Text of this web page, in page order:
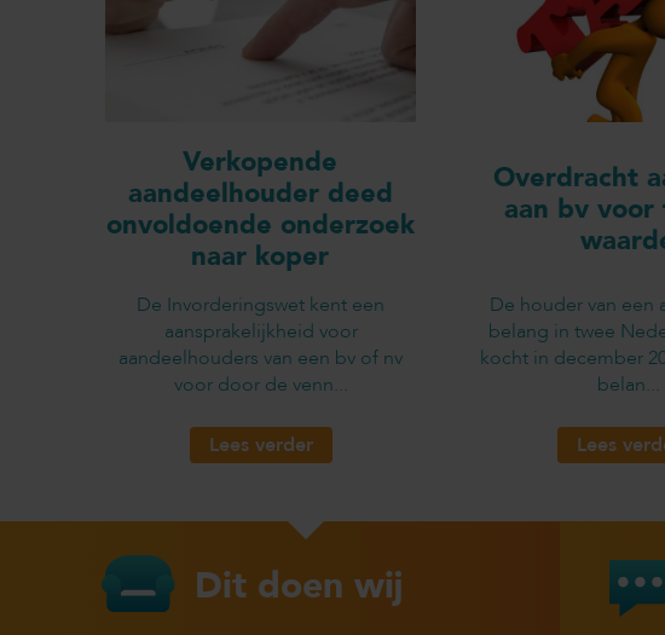
Verkopende
aandeelhouder deed
onvoldoende onderzoek
naar koper
De Invorderingswet kent een
aansprakelijkheid voor
aandeelhouders van een bv of nv
voor door de venn...
Lees verder
Overdracht
aan bv voor
De houder van een
belang in twee
kocht in december
belan...
Lees
Dit doen wij